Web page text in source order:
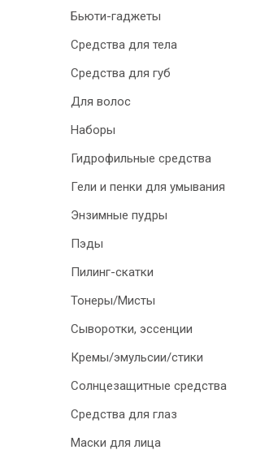
ДОСТАВКА И ОПЛАТА
ПРОГРАММА
ОТЗЫВЫ О
БЛОГ И СТАТЬИ
Бьюти-гаджеты
Средства для тела
Средства для губ
Для волос
Наборы
Гидрофильные средства
Гели и пенки для умывания
Энзимные пудры
Пэды
Пилинг-скатки
Тонеры/Мисты
Сыворотки, эссенции
Кремы/эмульсии/стики
Солнцезащитные средства
Средства для глаз
Маски для лица